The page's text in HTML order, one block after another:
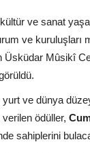
ve sanat
ve kuruluşları
Üsküdar Mûsikî
ve dünya
ödüller,
sahiplerini